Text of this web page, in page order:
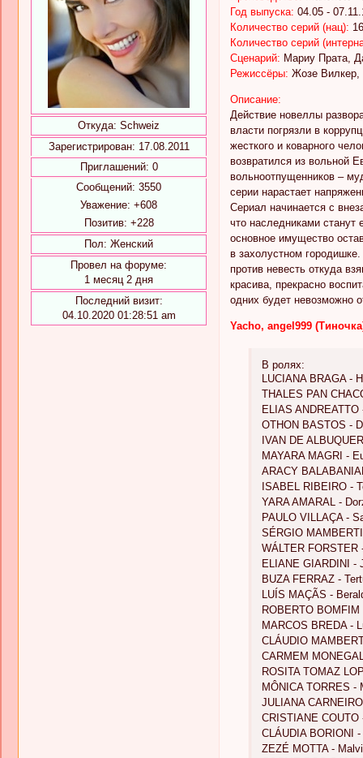
Откуда: Schweiz
Зарегистрирован: 17.08.2011
Приглашений: 0
Сообщений: 3550
Уважение: +608
Позитив: +228
Пол: Женский
Провел на форуме:
1 месяц 2 дня
Последний визит:
04.10.2020 01:28:51 am
Год выпуска: 04.05 -
Количество серий (нац):
Количество серий
Сценарий: Мариу Прата,
Режиссёры: Жозе Вилкер,
Описание:
Действие новеллы
власти погрязли в
жесткого и коварного
возвратился из вольной
вольноотпущенников –
серии нарастает
Сериал начинается с
что наследниками
основное имущество
в захолустном
против невесть откуда
красива, прекрасно
одних будет невозможно
Yacho, angel999
В ролях:
LUCIANA BRAGA -
THALES PAN
ELIAS
OTHON BASTOS -
IVAN DE
MAYARA MAGRI -
ARACY
ISABEL RIBEIRO -
YARA AMARAL -
PAULO VILLAÇA -
SÉRGIO
WÁLTER FORSTER
ELIANE GIARDINI -
BUZA FERRAZ -
LUÍS MAÇÃS -
ROBERTO BOMFIM
MARCOS BREDA -
CLÁUDIO
CARMEM
ROSITA TOMAZ
MÔNICA TORRES -
JULIANA
CRISTIANE COUTO
CLÁUDIA BORIONI
ZEZÉ MOTTA -